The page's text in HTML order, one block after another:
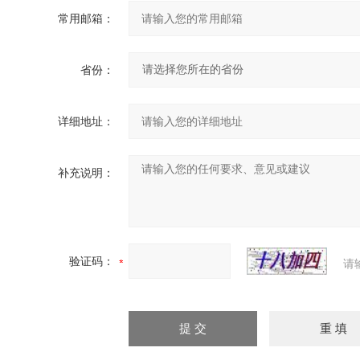
常用邮箱：
省份：
详细地址：
补充说明：
验证码： 请